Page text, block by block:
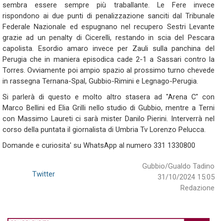
sembra essere sempre più traballante. Le Fere invece
rispondono ai due punti di penalizzazione sanciti dal Tribunale
Federale Nazionale ed espugnano nel recupero Sestri Levante
grazie ad un penalty di Cicerelli, restando in scia del Pescara
capolista. Esordio amaro invece per Zauli sulla panchina del
Perugia che in maniera episodica cade 2-1 a Sassari contro la
Torres. Ovviamente poi ampio spazio al prossimo turno chevede
in rassegna Ternana-Spal, Gubbio-Rimini e Legnago-Perugia.
Si parlerà di questo e molto altro stasera ad "Arena C" con
Marco Bellini ed Elia Grilli nello studio di Gubbio, mentre a Terni
con Massimo Laureti ci sarà mister Danilo Pierini. Interverrà nel
corso della puntata il giornalista di Umbria Tv Lorenzo Pelucca.
Domande e curiosita' su WhatsApp al numero 331 1330800
Gubbio/Gualdo Tadino
31/10/2024 15:05
Redazione
Twitter